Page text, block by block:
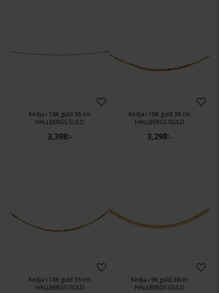
Kedja i 18K guld 36 cm
HALLBERGS GULD
3,398:-
Kedja i 18K guld 38 cm
HALLBERGS GULD
3,298:-
Kedja i 18K guld 36 cm
HALLBERGS GULD
Kedja i 9K guld 38cm
HALLBERGS GULD